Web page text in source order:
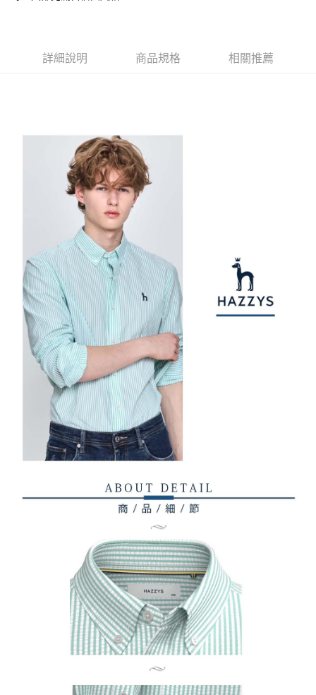
【注意事項】
由本公司與您本人進行分期帳單所需資料之確認、核對及更正。
3.完整用戶服務條款，請詳閱以下連結：
３．收到繳費通知簡訊後14天內，點擊此簡訊中的連結，可透過四大超商／
是否繳費成功／繳費後需取消欲退款等相關疑問，請聯繫「AFTEE先享後付
https://netprotections.freshdesk.com/support/home
【注意事項】
１．透過由恩沛科技股份有限公司提供之「AFTEE先享後付」服務完成之交
易，需依本服務之必要範圍內提供個人資料，並將交易相關給付款項請求債
權轉讓予恩沛科技股份有限公司。
２．關於個人資料處理事宜，請瀏覽以下網址：
https://aftee.tw/terms/#terms3
３．未成年的使用者請事先徵得法定代理人或監護人之同意方可使用
「AFTEE先享後付」，若未經同意申辦者引起之損失，本公司不負相關責
任。
４．使用「AFTEE先享後付」時，將依據個別帳號之用戶狀況，依本公司即
時審查核予不同之上限額度；若仍有額度不足之情形，本公司將視審查結果
請求用戶進行身份認證。
５．嚴禁一人註冊多個帳號或使用他人資訊註冊。若發現惡意使用之情形，
恩沛科技股份有限公司將有權停止該用戶之使用額度並採取法律行動。
7-11取貨付款
付款後7-11取貨
宅配
免運費
離島宅配
免運費
詳細說明 商品規格 相關推薦